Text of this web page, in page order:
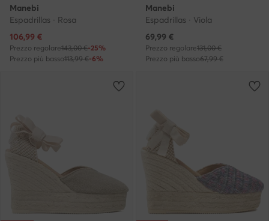
Manebi
Espadrillas · Rosa
Prezzo attuale
106,99 €
Prezzo regolare143,00 €-25%
Prezzo più basso113,99 €-6%
Manebi
Espadrillas · Viola
Prezzo attuale
69,99 €
Prezzo regolare131,00 €
Prezzo più basso67,99 €